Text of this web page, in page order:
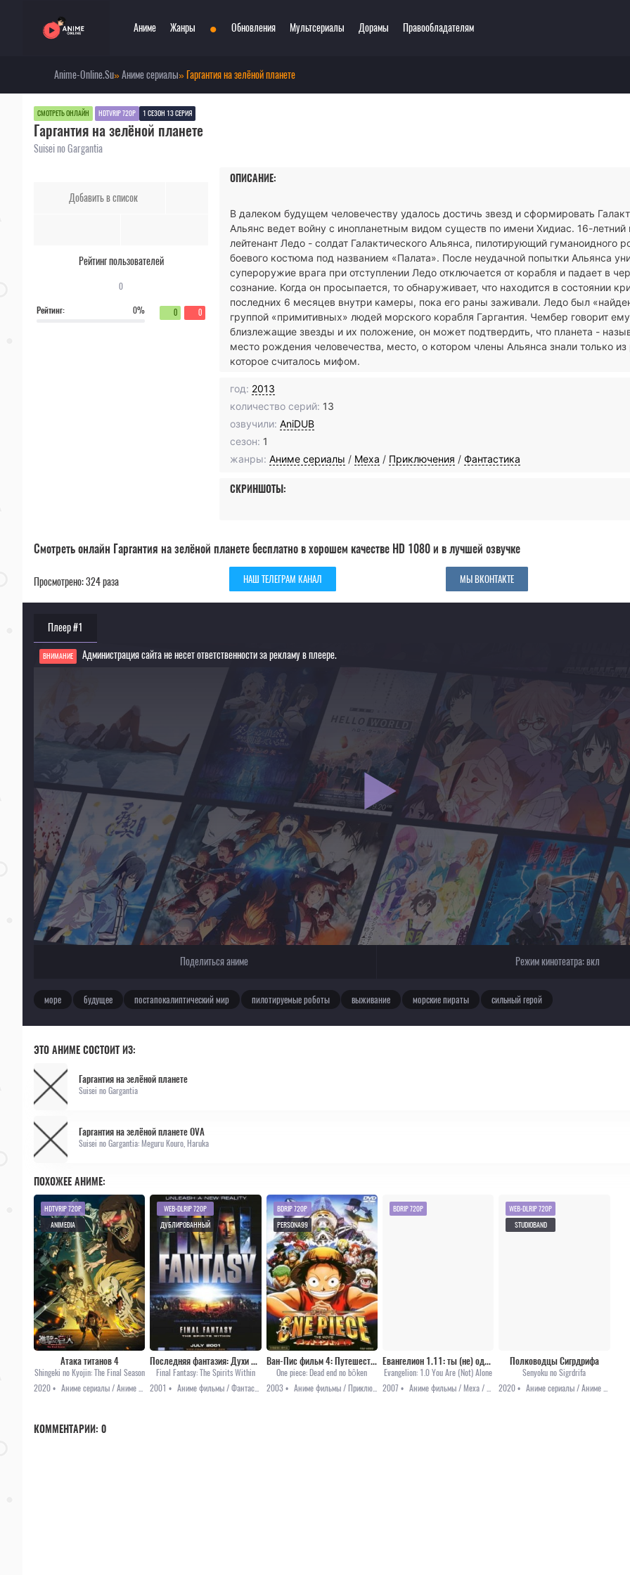
Аниме
Сериалы
Фильмы
Аниме 2022
Жанры
Боевые искусства
Война
Драма
Приключения
Школа
Игры
Этти
Экшен
Сверхъестественное
• Обновления Мультсериалы Дорамы Правообладателям
Anime-Online.Su»Аниме сериалы» Гаргантия на зелёной планете
СМОТРЕТЬ ОНЛАЙН HDTVRIP 720P 1 СЕЗОН 13 СЕРИЯ
Гаргантия на зелёной планете
Suisei no Gargantia
Добавить в список
Рейтинг пользователей
0
Рейтинг: 0% 0 0
ОПИСАНИЕ:
В далеком будущем человечеству удалось достичь звезд и сформировать
Альянс ведет войну с инопланетным видом существ по имени Хидиас. 16-
лейтенант Ледо - солдат Галактического Альянса, пилотирующий гуманоидного
боевого костюма под названием «Палата». После неудачной попытки Альянса
супероружие врага при отступлении Ледо отключается от корабля и падает в
сознание. Когда он просыпается, то обнаруживает, что находится в состоянии
последних 6 месяцев внутри камеры, пока его раны заживали. Ледо был
группой «примитивных» людей морского корабля Гаргантия. Чембер говорит
близлежащие звезды и их положение, он может подтвердить, что планета -
место рождения человечества, место, о котором члены Альянса знали только из
которое считалось мифом.
год: 2013
количество серий: 13
озвучили: AniDUB
сезон: 1
жанры: Аниме сериалы / Меха / Приключения / Фантастика
СКРИНШОТЫ:
Смотреть онлайн Гаргантия на зелёной планете бесплатно в хорошем качестве HD 1080 и в лучшей озвучке
Просмотрено: 324 раза НАШ ТЕЛЕГРАМ КАНАЛ МЫ ВКОНТАКТЕ
Плеер #1
ВНИМАНИЕ
Администрация сайта не несет ответственности за рекламу в плеере.
Для просмотра некоторых аниме необходимо установить VPN
Текущее воспроизведение：Гаргантия на зелёной планете
Поделиться аниме Режим кинотеатра:вкл
море будущее постапокалиптический мир пилотируемые роботы выживание морские пираты сильный герой
ЭТО АНИМЕ СОСТОИТ ИЗ:
Гаргантия на зелёной планете
Suisei no Gargantia
Гаргантия на зелёной планете OVA
Suisei no Gargantia: Meguru Kouro, Haruka
ПОХОЖЕЕ АНИМЕ:
Атака титанов 4
Shingeki no Kyojin: The Final Season
2020 •
HDTVRIP 720P
ANIMEDIA
Последняя фантазия: Духи внутри
Final Fantasy: The Spirits Within
2001 •
WEB-DLRIP 720P
ДУБЛИРОВАННЫЙ
Ван-Пис фильм 4: Путешествие в один конец
One piece: Dead end no bôken
2003 •
Аниме фильмы / Приключения / Сёнэн / Фэнтези
BDRIP 720P
PERSONA99
Евангелион 1.11: ты (не) один / Evangelion 1.11: You Are (Not) Alone [2007]
Evangelion: 1.0 You Are (Not) Alone
2007 •
BDRIP 720P
Полководцы Сигрдрифа
Senyoku no Sigrdrifa
2020 •
WEB-DLRIP 720P
STUDIOBAND
КОММЕНТАРИИ: 0